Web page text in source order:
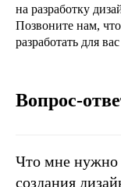
на разработку
Позвоните нам,
разработать для
Вопрос-
Что мне нужно
создания